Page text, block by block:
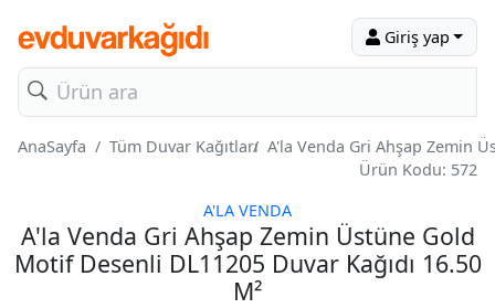
Giriş yap
AnaSayfa Tüm Duvar Kağıtları A'la Venda Gri Ahşap Zemin
Ürün Kodu: 572
A'LA VENDA
A'la Venda Gri Ahşap Zemin Üstüne Gold
Motif Desenli DL11205 Duvar Kağıdı 16.50
M²